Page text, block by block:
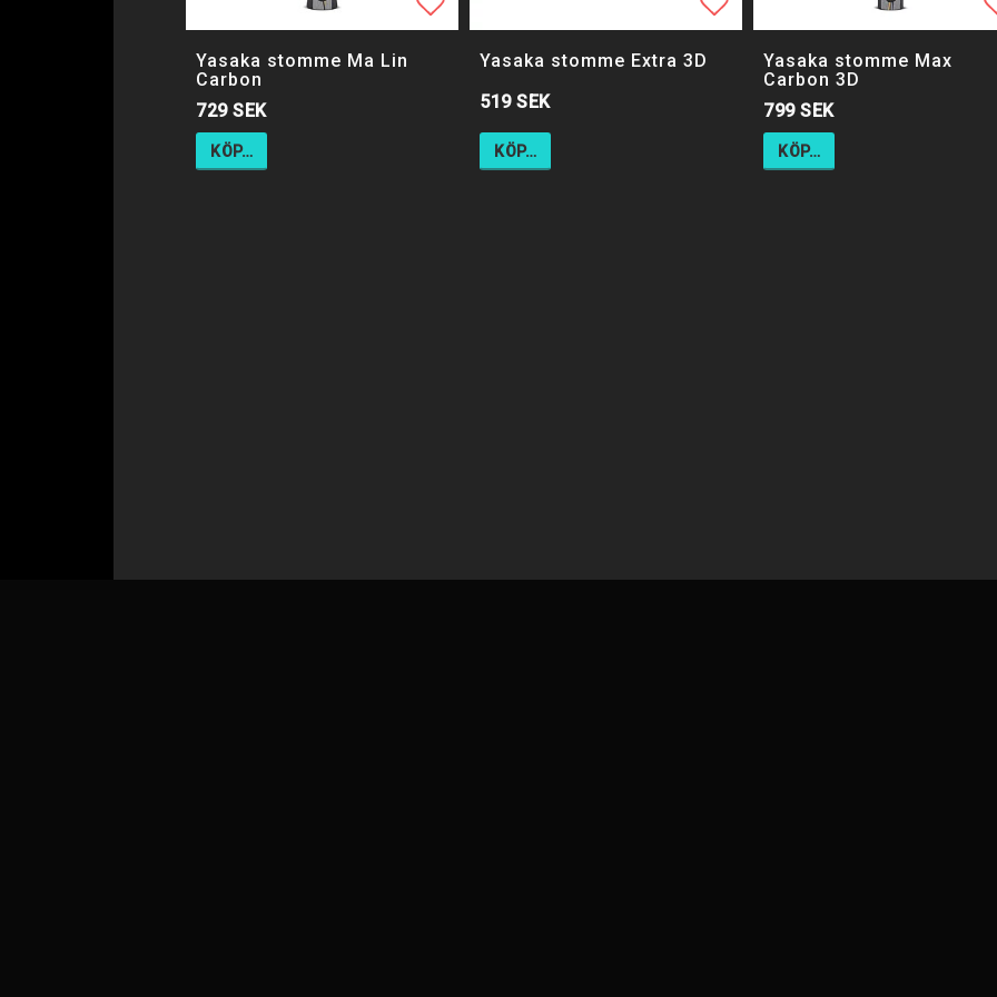
Lägg till i favoritlistan
Lägg till i favoritlistan
Yasaka stomme Ma Lin
Carbon
729 SEK
KÖP…
Lägg till i favoritlistan
Yasaka stomme Extra 3D
519 SEK
KÖP…
Yasaka stomme Max
Carbon 3D
799 SEK
KÖP…